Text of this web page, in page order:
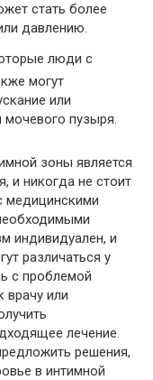
стать более
давлению.
люди с
могут
или
пузыря.
зоны является
и никогда не стоит
медицинскими
индивидуален, и
различаться у
с проблемой
врачу или
лечение.
решения,
в интимной